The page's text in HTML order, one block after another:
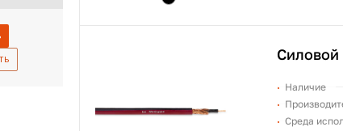
Силовой
Наличие
Среда